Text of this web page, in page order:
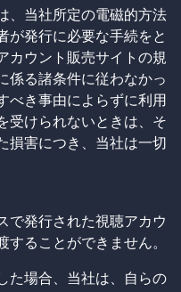
、当社所定の電磁的方法
が発行に必要な手続をと
カウント販売サイトの規
係る諸条件に従わなかっ
べき事由によらずに利用
受けられないときは、そ
損害につき、当社は一切
で発行された視聴アカウ
ることができません。
た場合、当社は、自らの